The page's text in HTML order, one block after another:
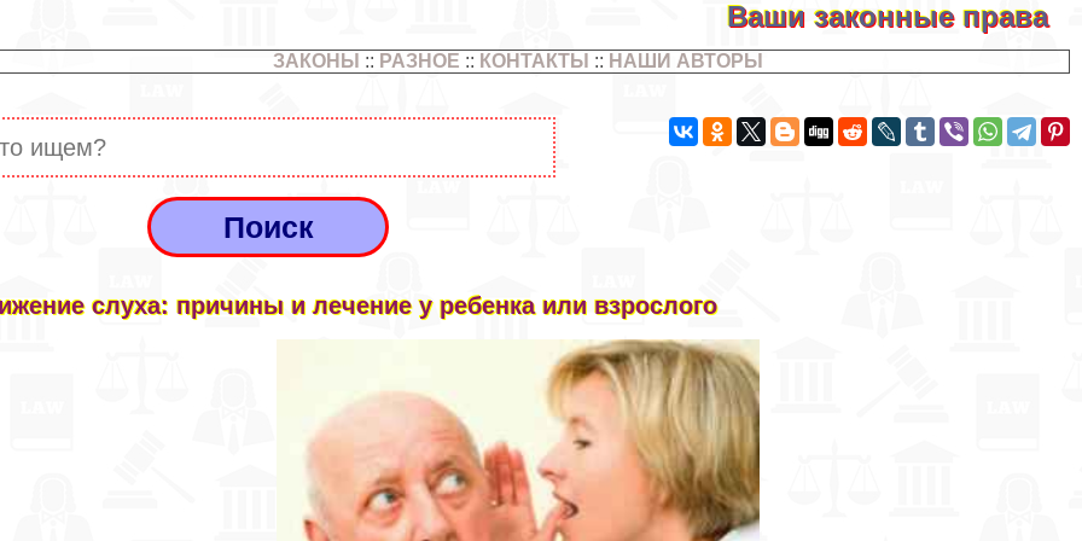
Ваши законные права
ЗАКОНЫ :: РАЗНОЕ :: КОНТАКТЫ :: НАШИ АВТОРЫ
слуха: причины и лечение у ребенка или взрослого